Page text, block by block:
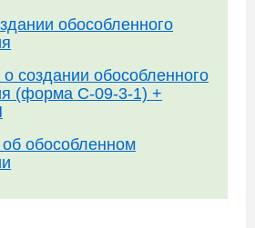
обособленного
создании обособленного
(форма С-09-3-1) +
обособленном